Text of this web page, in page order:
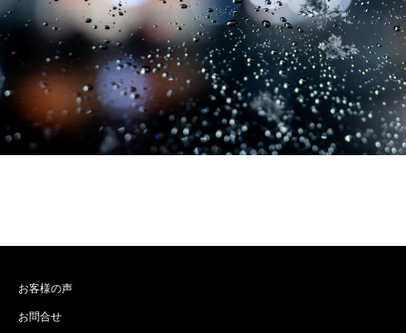
お客様の声
お問合せ